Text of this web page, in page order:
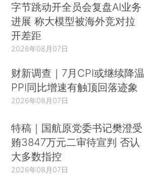
字节跳动开全员会复盘AI业务
进展 称大模型被海外竞对拉
开差距
2026年08月07日
财新调查｜7月CPI或继续降温
PPI同比增速有触顶回落迹象
2026年08月07日
特稿｜国航原党委书记樊澄受
贿3847万元二审待宣判 否认
大多数指控
2026年08月07日